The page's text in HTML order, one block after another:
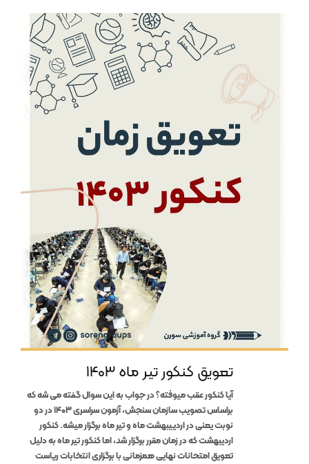
تعویق کنکور تیر ماه 1403
آیا کنکور عقب میوفته؟ در جواب به این سوال گفته می شه که
براساس تصویب سازمان سنجش، آزمون سراسری ۱۴۰۳ در دو
نوبت یعنی در اردییبهشت ماه و تیر ماه برگزار میشه. کنکور
اردیبهشت که در زمان مقرر برگزار شد، اما کنکور تیر ماه به دلیل
تعویق امتحانات نهایی همزمانی با برگزاری انتخابات ریاست